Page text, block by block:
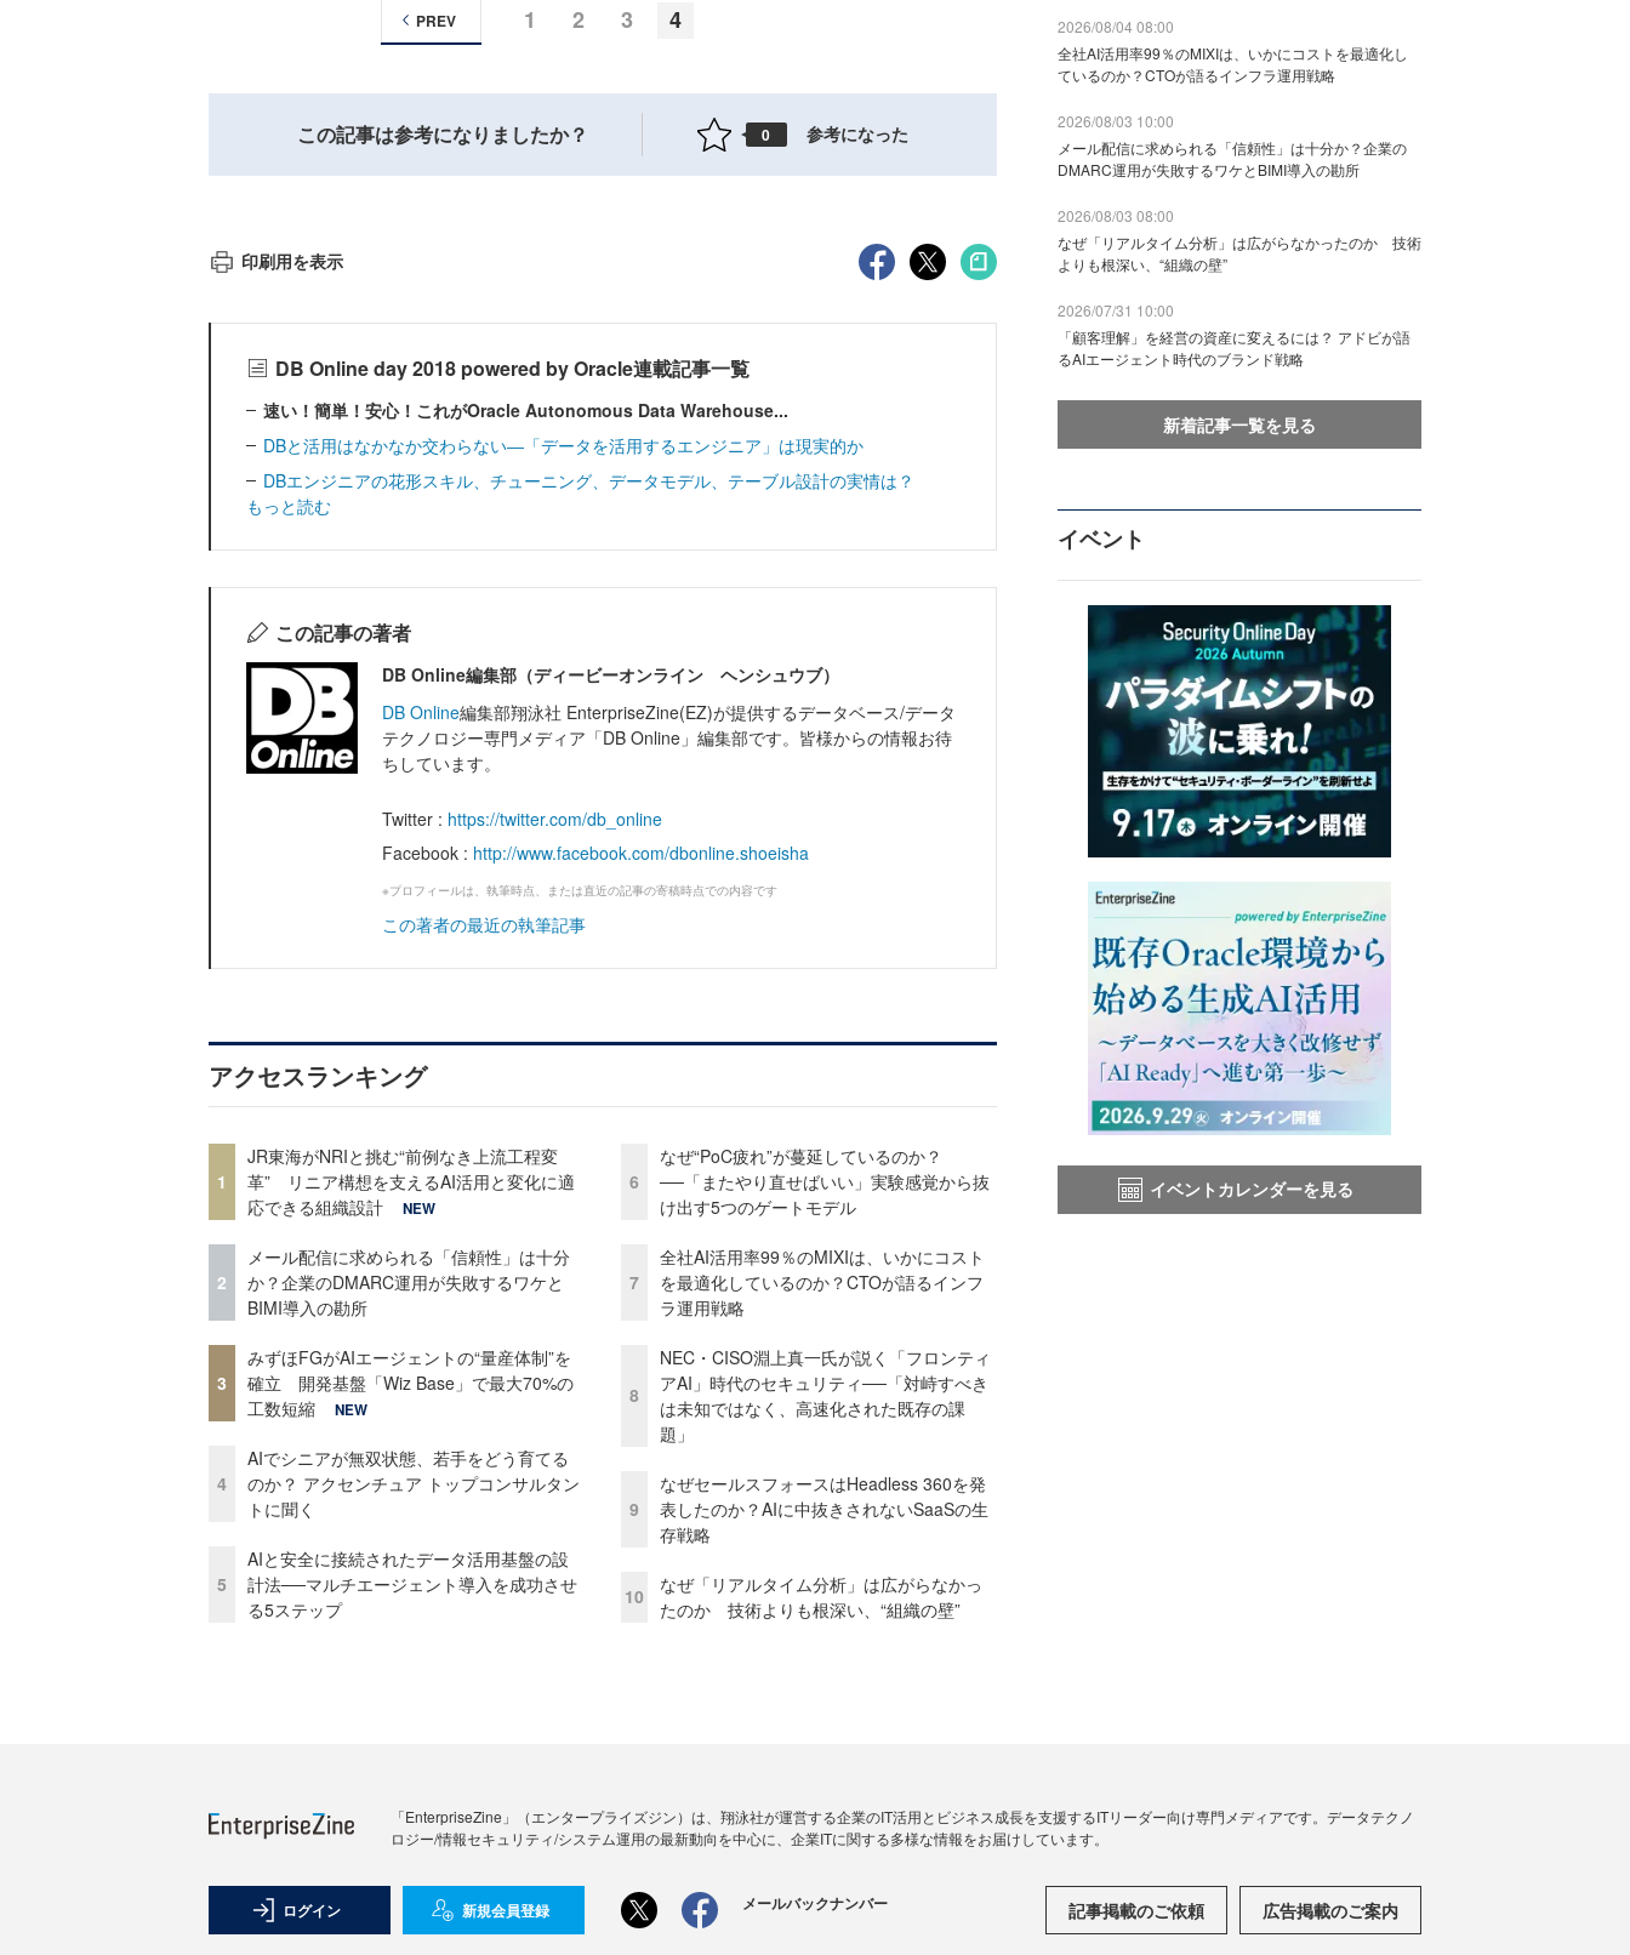
1 2 3 4
PREV
この記事は参考になりましたか？ 0 参考になった
印刷用を表示
DB Online day 2018 powered by Oracle連載記事一覧
速い！簡単！安心！これがOracle Autonomous Data Warehouse...
DBと活用はなかなか交わらない―「データを活用するエンジニア」は現実的か
DBエンジニアの花形スキル、チューニング、データモデル、テーブル設計の実情は？
もっと読む
この記事の著者
DB Online編集部（ディービーオンライン ヘンシュウブ）
DB Online編集部翔泳社 EnterpriseZine(EZ)が提供するデータベース/データ
テクノロジー専門メディア「DB Online」編集部です。皆様からの情報お待
ちしています。
Twitter : https://twitter.com/db_online
Facebook : http://www.facebook.com/dbonline.shoeisha
※プロフィールは、執筆時点、または直近の記事の寄稿時点での内容です
この著者の最近の執筆記事
アクセスランキング
1
JR東海がNRIと挑む“前例なき上流工程変
革” リニア構想を支えるAI活用と変化に適
応できる組織設計
NEW
2
メール配信に求められる「信頼性」は十分
か？企業のDMARC運用が失敗するワケと
BIMI導入の勘所
3
みずほFGがAIエージェントの“量産体制”を
確立 開発基盤「Wiz Base」で最大70%の
工数短縮
NEW
4
AIでシニアが無双状態、若手をどう育てる
のか？ アクセンチュア トップコンサルタン
トに聞く
5
AIと安全に接続されたデータ活用基盤の設
計法──マルチエージェント導入を成功させ
る5ステップ
6
なぜ“PoC疲れ”が蔓延しているのか？
──「またやり直せばいい」実験感覚から抜
け出す5つのゲートモデル
7
全社AI活用率99％のMIXIは、いかにコスト
を最適化しているのか？CTOが語るインフ
ラ運用戦略
8
NEC・CISO淵上真一氏が説く「フロンティ
アAI」時代のセキュリティ──「対峙すべき
は未知ではなく、高速化された既存の課
題」
9
なぜセールスフォースはHeadless 360を発
表したのか？AIに中抜きされないSaaSの生
存戦略
10
なぜ「リアルタイム分析」は広がらなかっ
たのか 技術よりも根深い、“組織の壁”
2026/08/04 08:00
全社AI活用率99％のMIXIは、いかにコストを最適化し
ているのか？CTOが語るインフラ運用戦略
2026/08/03 10:00
メール配信に求められる「信頼性」は十分か？企業の
DMARC運用が失敗するワケとBIMI導入の勘所
2026/08/03 08:00
なぜ「リアルタイム分析」は広がらなかったのか 技術
よりも根深い、“組織の壁”
2026/07/31 10:00
「顧客理解」を経営の資産に変えるには？ アドビが語
るAIエージェント時代のブランド戦略
新着記事一覧を見る
イベント
イベントカレンダーを見る
「EnterpriseZine」（エンタープライズジン）は、翔泳社が運営する企業のIT活用とビジネス成長を支援するITリーダー向け専門メディアです。データテクノ
ロジー/情報セキュリティ/システム運用の最新動向を中心に、企業ITに関する多様な情報をお届けしています。
ログイン 新規会員登録 メールバックナンバー 記事掲載のご依頼 広告掲載のご案内